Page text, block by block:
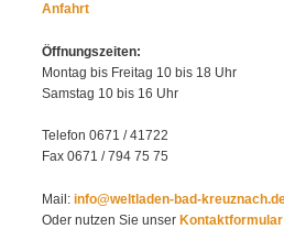
Anfahrt
Öffnungszeiten:
Montag bis Freitag 10 bis 18 Uhr
Samstag 10 bis 16 Uhr
Telefon 0671 / 41722
Fax 0671 / 794 75 75
Mail: info@weltladen-bad-
Oder nutzen Sie unser Kontaktformular